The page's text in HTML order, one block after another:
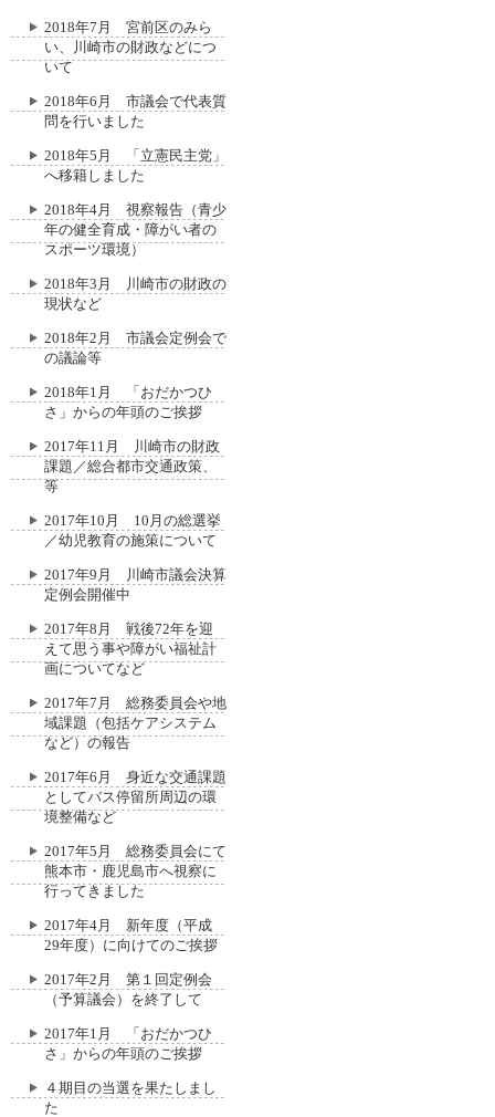
2018年7月 宮前区のみら
い、川崎市の財政などにつ
いて
2018年6月 市議会で代表質
問を行いました
2018年5月 「立憲民主党」
へ移籍しました
2018年4月 視察報告（青少
年の健全育成・障がい者の
スポーツ環境）
2018年3月 川崎市の財政の
現状など
2018年2月 市議会定例会で
の議論等
2018年1月 「おだかつひ
さ」からの年頭のご挨拶
2017年11月 川崎市の財政
課題／総合都市交通政策、
等
2017年10月 10月の総選挙
／幼児教育の施策について
2017年9月 川崎市議会決算
定例会開催中
2017年8月 戦後72年を迎
えて思う事や障がい福祉計
画についてなど
2017年7月 総務委員会や地
域課題（包括ケアシステム
など）の報告
2017年6月 身近な交通課題
としてバス停留所周辺の環
境整備など
2017年5月 総務委員会にて
熊本市・鹿児島市へ視察に
行ってきました
2017年4月 新年度（平成
29年度）に向けてのご挨拶
2017年2月 第１回定例会
（予算議会）を終了して
2017年1月 「おだかつひ
さ」からの年頭のご挨拶
４期目の当選を果たしまし
た